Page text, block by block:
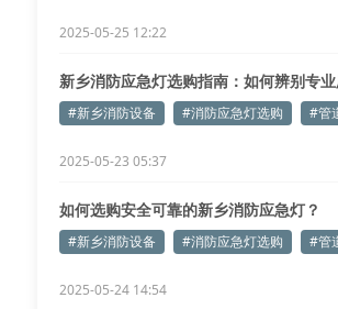
2025-05-25 12:22
新乡消防应急灯选购指南：如何辨别专业
#新乡消防设备 #消防应急灯选购 #管
2025-05-23 05:37
如何选购安全可靠的新乡消防应急灯？
#新乡消防设备 #消防应急灯选购 #管
2025-05-24 14:54